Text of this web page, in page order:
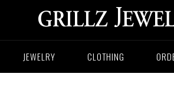
JEWELRY CLOTHING